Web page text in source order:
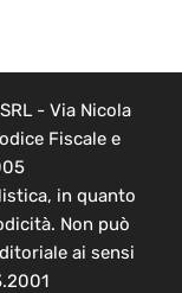
- Via Nicola
Fiscale e
in quanto
Non può
ai sensi